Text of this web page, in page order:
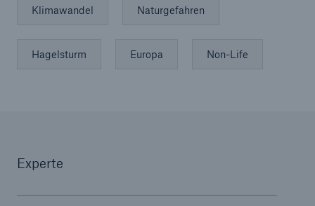
Klimawandel Naturgefahren
Hagelsturm Europa Non-Life
Experte